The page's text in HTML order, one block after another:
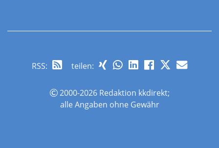
RSS: teilen:
2000-2026 Redaktion kkdirekt;
alle Angaben ohne Gewähr